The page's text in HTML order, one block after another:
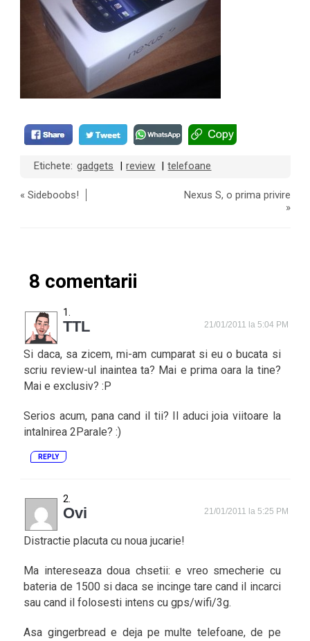
Etichete: gadgets review telefoane
«Sideboobs!
Nexus S, o prima privire
»
8 comentarii
TTL 21/01/2011 la 5:04 PM
Si daca, sa zicem, mi-am cumparat si eu o bucata si
scriu review-ul inaintea ta? Mai e prima oara la tine?
Mai e exclusiv? :P
Serios acum, pana cand il tii? Il aduci joia viitoare la
intalnirea 2Parale? :)
REPLY
Ovi 21/01/2011 la 5:25 PM
Distractie placuta cu noua jucarie!
Ma intereseaza doua chsetii: e vreo smecherie cu
bateria de 1500 si daca se incinge tare cand il incarci
sau cand il folosesti intens cu gps/wifi/3g.
Asa gingerbread e deja pe multe telefoane, de pe